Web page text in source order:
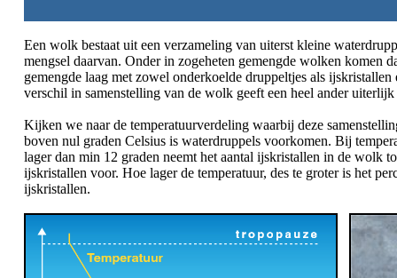
Een wolk bestaat uit een verzameling van uiterst kleine
mengsel daarvan. Onder in zogeheten gemengde wolken komen
gemengde laag met zowel onderkoelde druppeltjes als
verschil in samenstelling van de wolk geeft een heel ander
Kijken we naar de temperatuurverdeling waarbij deze
boven nul graden Celsius is waterdruppels voorkomen. Bij
lager dan min 12 graden neemt het aantal ijskristallen in de wolk
ijskristallen voor. Hoe lager de temperatuur, des te groter is het
ijskristallen.